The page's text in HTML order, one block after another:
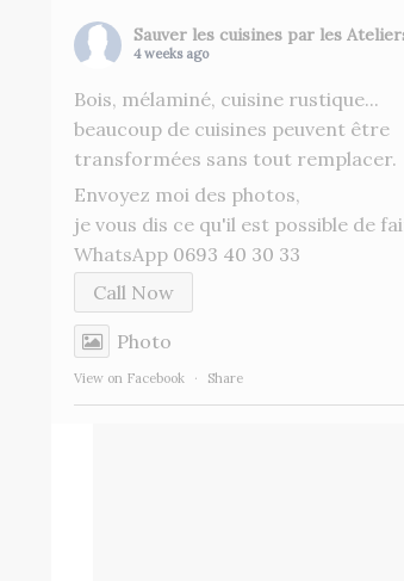
Sauver les cuisines par les
4 weeks ago
Bois, mélaminé, cuisine rustique...
beaucoup de cuisines peuvent être
transformées sans tout remplacer.
Envoyez moi des photos,
je vous dis ce qu'il est possible de
WhatsApp 0693 40 30 33
Call Now
Photo
View on Facebook · Share